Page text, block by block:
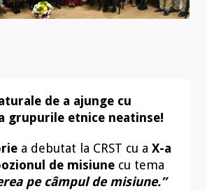
de a ajunge cu
grupurile etnice neatinse!
a debutat la CRST cu a X-a
de misiune cu tema
pe câmpul de misiune.”